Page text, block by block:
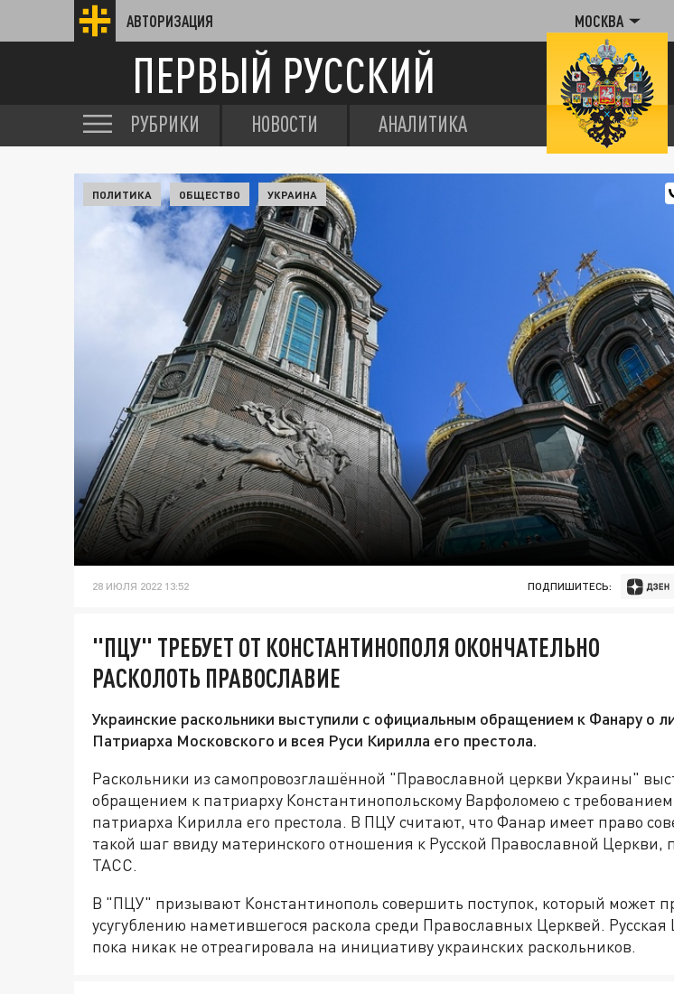
АВТОРИЗАЦИЯ МОСКВА
ПЕРВЫЙ РУССКИЙ
РУБРИКИ НОВОСТИ АНАЛИТИКА
ПОЛИТИКА ОБЩЕСТВО УКРАИНА
28 ИЮЛЯ 2022 13:52 ПОДПИШИТЕСЬ:
"ПЦУ" ТРЕБУЕТ ОТ КОНСТАНТИНОПОЛЯ ОКОНЧАТЕЛЬНО
РАСКОЛОТЬ ПРАВОСЛАВИЕ
Украинские раскольники выступили с официальным обращением к Фанару о
Патриарха Московского и всея Руси Кирилла его престола.
Раскольники из самопровозглашённой "Православной церкви Украины"
обращением к патриарху Константинопольскому Варфоломею с
патриарха Кирилла его престола. В ПЦУ считают, что Фанар имеет право
такой шаг ввиду материнского отношения к Русской Православной Церкви,
ТАСС.
В "ПЦУ" призывают Константинополь совершить поступок, который может
усугублению наметившегося раскола среди Православных Церквей. Русская
пока никак не отреагировала на инициативу украинских раскольников.